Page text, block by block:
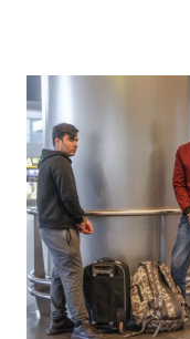
содержимому
на
WordPress